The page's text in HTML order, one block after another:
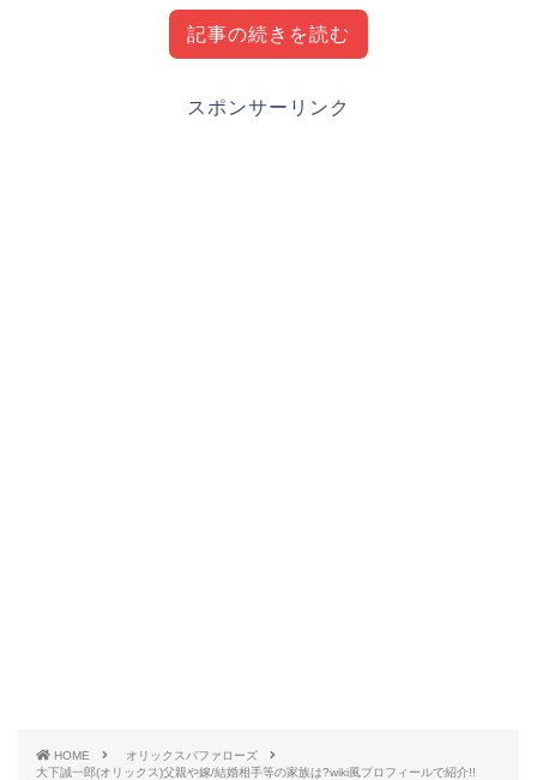
記事の続きを読む
大下誠一郎（オリックスバファローズ）wiki風
生年月日 1996年4月16日（24歳）
スポンサーリンク
HOME
オリックスバファローズ
大下誠一郎(オリックス)父親や嫁/結婚相手等の家族は?wiki風プロフィールで紹介!!